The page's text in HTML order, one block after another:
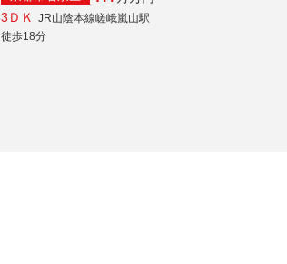
3ＤＫ JR山陰本線嵯峨嵐山駅
徒歩18分